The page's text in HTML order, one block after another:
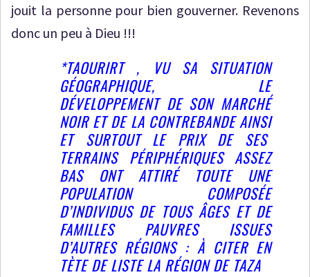
jouit la personne pour bien gouverner. Revenons
donc un peu à Dieu !!!
*TAOURIRT , VU SA SITUATION
GÉOGRAPHIQUE, LE
DÉVELOPPEMENT DE SON MARCHÉ
NOIR ET DE LA CONTREBANDE AINSI
ET SURTOUT LE PRIX DE SES
TERRAINS PÉRIPHÉRIQUES ASSEZ
BAS ONT ATTIRÉ TOUTE UNE
POPULATION COMPOSÉE
D’INDIVIDUS DE TOUS ÂGES ET DE
FAMILLES PAUVRES ISSUES
D’AUTRES RÉGIONS : À CITER EN
TÈTE DE LISTE LA RÉGION DE TAZA